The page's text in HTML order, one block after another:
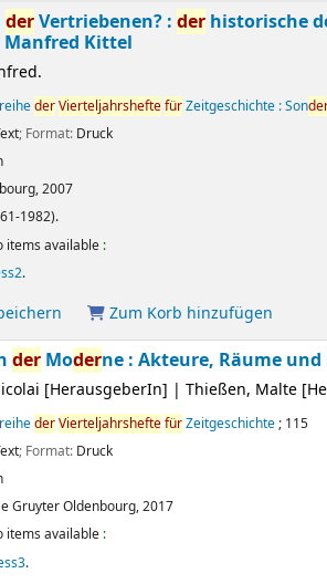
derVertriebenen? :der historische
Manfred Kittel
derVierteljahrsheftefürZeitgeschichte : Son
; Format: Druck
2007
1982).
items available :
.
Zum Korb hinzufügen
der Moderne : Akteure, Räume
[HerausgeberIn] | Thießen, Malte
derVierteljahrsheftefürZeitgeschichte; 115
; Format: Druck
Gruyter Oldenbourg,2017
items available :
.